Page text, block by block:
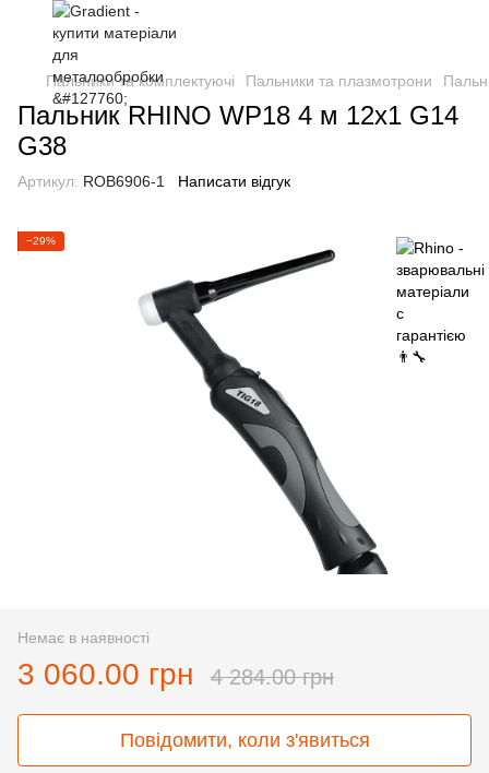
Пальники та комплектуючі Пальники та плазмотрони
Пальник RHINO WP18 4 м 12х1 G14
G38
Артикул: ROB6906-1 Написати відгук
−29%
Немає в наявності
3 060.00 грн 4 284.00 грн
Повідомити, коли з'явиться